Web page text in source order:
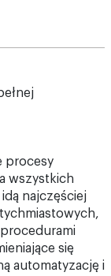
procesy
wszystkich
najczęściej
się
automatyzację i